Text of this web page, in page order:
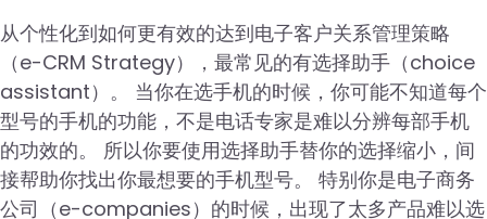
从个性化到如何更有效的达到电子客户关系管理策略
（e-CRM Strategy），最常见的有选择助手（choice
assistant）。 当你在选手机的时候，你可能不知道每个
型号的手机的功能，不是电话专家是难以分辨每部手机
的功效的。 所以你要使用选择助手替你的选择缩小，间
接帮助你找出你最想要的手机型号。 特别你是电子商务
公司（e-companies）的时候，出现了太多产品难以选